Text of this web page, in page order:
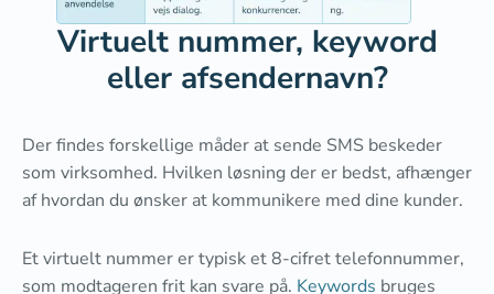
Virtuelt nummer, keyword
eller afsendernavn?
Der findes forskellige måder at sende SMS beskeder
som virksomhed. Hvilken løsning der er bedst, afhænger
af hvordan du ønsker at kommunikere med dine kunder.
Et virtuelt nummer er typisk et 8-cifret telefonnummer,
som modtageren frit kan svare på. Keywords bruges